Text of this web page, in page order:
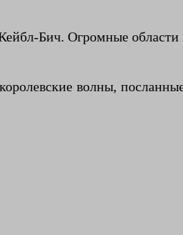
Бич. Огромные
волны,